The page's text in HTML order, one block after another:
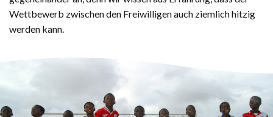
Wettbewerb zwischen den Freiwilligen auch ziemlich hitzig
werden kann.